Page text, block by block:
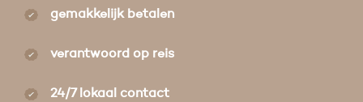
gemakkelijk betalen
verantwoord op reis
24/7 lokaal contact